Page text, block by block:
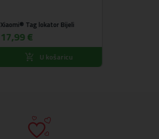
Xiaomi® Tag lokator Bijeli
17,99 €
U košaricu